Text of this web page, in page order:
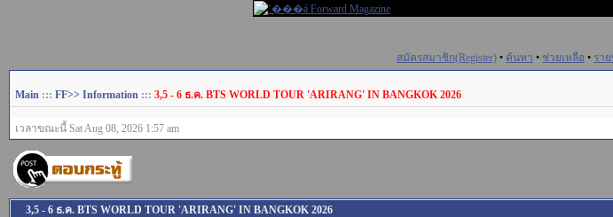
สมัครสมาชิก(Register) • ค้นหา • ช่วยเหลือ • รา
Main ::: FF>> Information ::: 3,5 - 6 ธ.ค. BTS WORLD TOUR 'ARIRANG' IN BANGKOK 2026
เวลาขณะนี้ Sat Aug 08, 2026 1:57 am
3,5 - 6 ธ.ค. BTS WORLD TOUR 'ARIRANG' IN BANGKOK 2026